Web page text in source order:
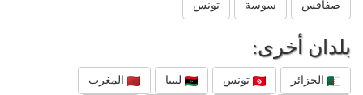
صفاقس سوسة تونس
بلدان أخرى:
الجزائر تونس ليبيا المغرب